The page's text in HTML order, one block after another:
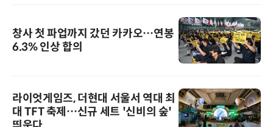
창사 첫 파업까지 갔던 카카오…연봉
6.3% 인상 합의
라이엇게임즈, 더현대 서울서 역대 최
대 TFT 축제…신규 세트 '신비의 숲'